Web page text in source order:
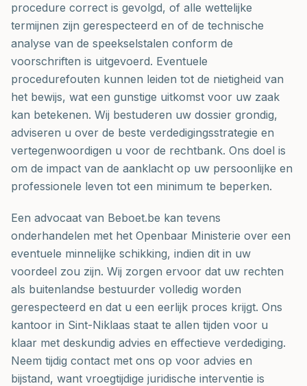
procedure correct is gevolgd, of alle wettelijke
termijnen zijn gerespecteerd en of de technische
analyse van de speekselstalen conform de
voorschriften is uitgevoerd. Eventuele
procedurefouten kunnen leiden tot de nietigheid van
het bewijs, wat een gunstige uitkomst voor uw zaak
kan betekenen. Wij bestuderen uw dossier grondig,
adviseren u over de beste verdedigingsstrategie en
vertegenwoordigen u voor de rechtbank. Ons doel is
om de impact van de aanklacht op uw persoonlijke en
professionele leven tot een minimum te beperken.
Een advocaat van Beboet.be kan tevens
onderhandelen met het Openbaar Ministerie over een
eventuele minnelijke schikking, indien dit in uw
voordeel zou zijn. Wij zorgen ervoor dat uw rechten
als buitenlandse bestuurder volledig worden
gerespecteerd en dat u een eerlijk proces krijgt. Ons
kantoor in Sint-Niklaas staat te allen tijden voor u
klaar met deskundig advies en effectieve verdediging.
Neem tijdig contact met ons op voor advies en
bijstand, want vroegtijdige juridische interventie is